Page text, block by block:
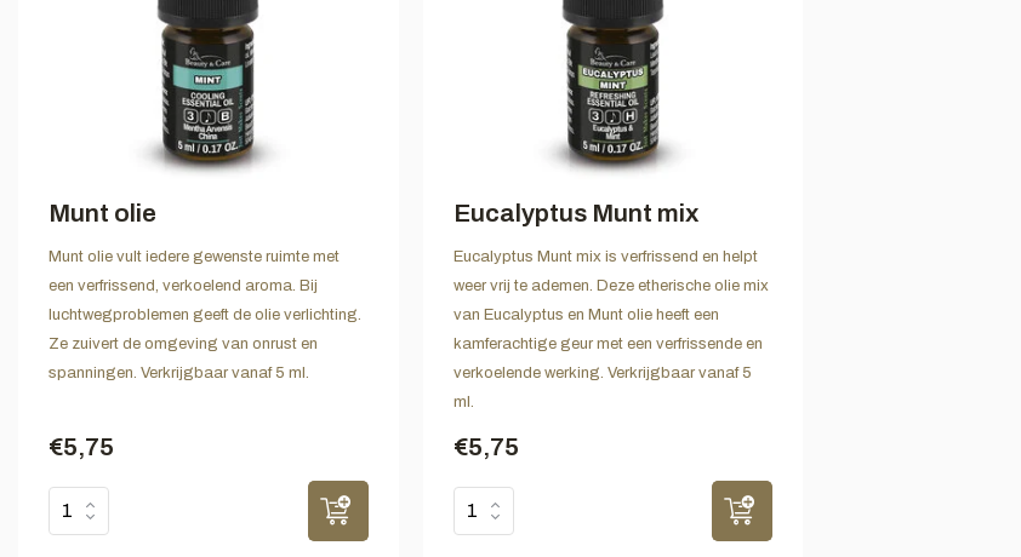
Munt olie
Munt olie vult iedere gewenste ruimte met
een verfrissend, verkoelend aroma. Bij
luchtwegproblemen geeft de olie verlichting.
Ze zuivert de omgeving van onrust en
spanningen. Verkrijgbaar vanaf 5 ml.
€5,75
Eucalyptus Munt mix
Eucalyptus Munt mix is verfrissend en helpt
weer vrij te ademen. Deze etherische olie mix
van Eucalyptus en Munt olie heeft een
kamferachtige geur met een verfrissende en
verkoelende werking. Verkrijgbaar vanaf 5
ml.
€5,75